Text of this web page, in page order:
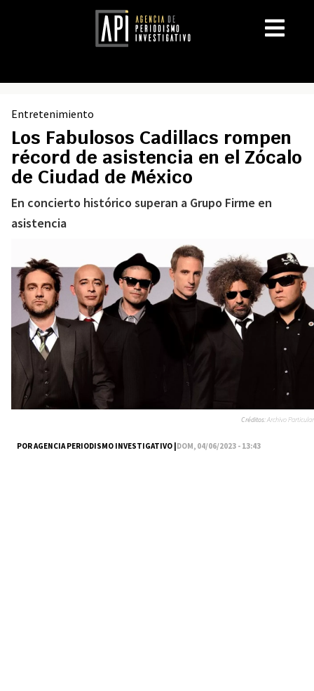
Entretenimiento
Los Fabulosos Cadillacs rompen
récord de asistencia en el Zócalo
de Ciudad de México
En concierto histórico superan a Grupo Firme en
asistencia
POR AGENCIA PERIODISMO INVESTIGATIVO |DOM, 04/06/2023 - 13:43
Créditos:Archivo Particular